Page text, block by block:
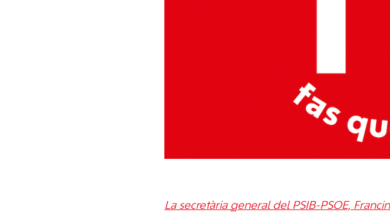
La secretària general del PSIB-PSOE,